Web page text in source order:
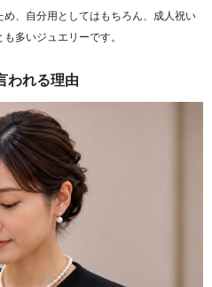
、自分用としてはもちろん、成人祝い
多いジュエリーです。
われる理由